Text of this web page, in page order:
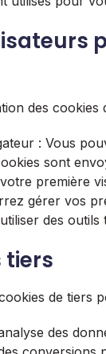
des cookies
: Vous
sont
première
gérer vos
des
tiers
de tiers
des